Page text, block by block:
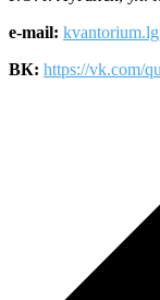
e-mail:
ВК: https://vk.com/